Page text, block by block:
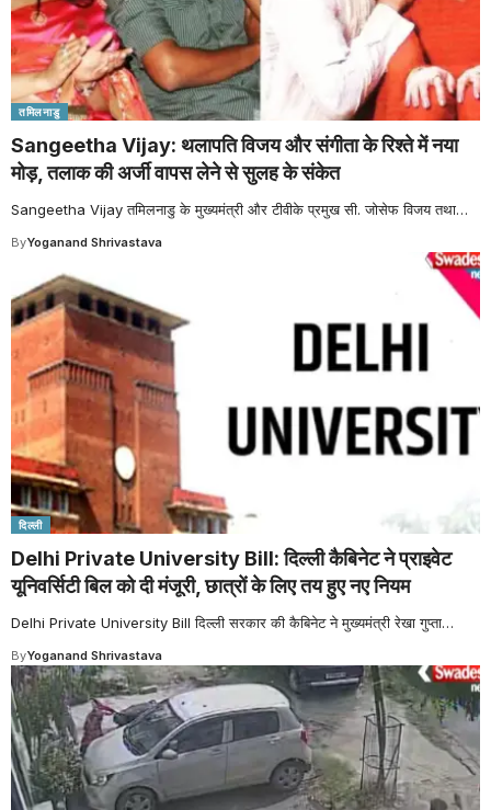
तमिलनाडु
Sangeetha Vijay: थलापति विजय और संगीता के रिश्ते में नया
मोड़, तलाक की अर्जी वापस लेने से सुलह के संकेत
Sangeetha Vijay तमिलनाडु के मुख्यमंत्री और टीवीके प्रमुख सी. जोसेफ विजय तथा…
ByYoganand Shrivastava
दिल्ली
Delhi Private University Bill: दिल्ली कैबिनेट ने प्राइवेट
यूनिवर्सिटी बिल को दी मंजूरी, छात्रों के लिए तय हुए नए नियम
Delhi Private University Bill दिल्ली सरकार की कैबिनेट ने मुख्यमंत्री रेखा गुप्ता…
ByYoganand Shrivastava